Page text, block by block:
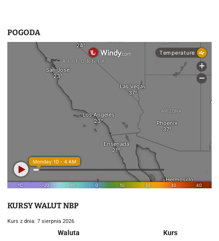
POGODA
KURSY WALUT NBP
Kurs z dnia: 7 sierpnia 2026
Waluta
Kurs